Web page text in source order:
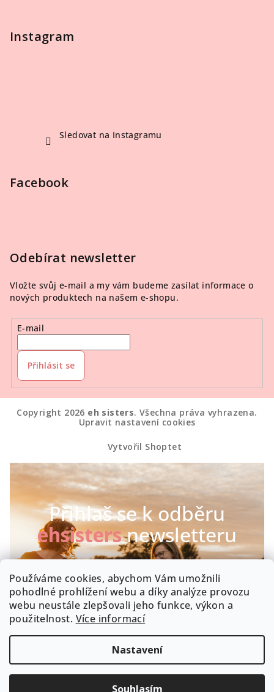
Používáme cookies, abychom Vám umožnili
pohodlné prohlížení webu a díky analýze provozu
webu neustále zlepšovali jeho funkce, výkon a
použitelnost. Více informací
Nastavení
Souhlasím
Instagram
Sledovat na Instagramu
Facebook
Odebírat newsletter
Vložte svůj e-mail a my vám budeme zasílat informace o
nových produktech na našem e-shopu.
E-mail
Přihlásit se
Copyright 2026 eh sisters. Všechna práva vyhrazena.
Upravit nastavení cookies
Vytvořil Shoptet
Přihlaš se k odběru
ehsistersnewsletteru
Chceš být první, kdo se dozví o našich novinkách a
speciálních akcích? Máme radost :-)
Byla by škoda, kdyby zrovna Tobě něco uniklo!